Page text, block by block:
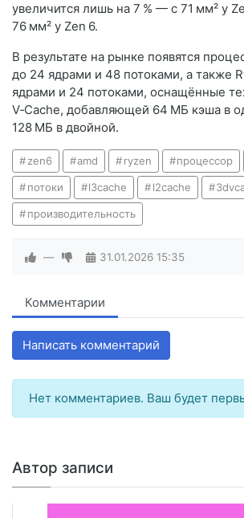
увеличится лишь на 7 % — с 71 мм² у
76 мм² у Zen 6.
В результате на рынке появятся
до 24 ядрами и 48 потоками, а также
ядрами и 24 потоками, оснащённые
V‑Cache, добавляющей 64 МБ кэша в
128 МБ в двойной.
zen6 amd ryzen процессор
потоки l3cache l2cache
производительность
— 31.01.2026 15:35
Комментарии
Написать комментарий
Нет комментариев. Ваш будет
Автор записи